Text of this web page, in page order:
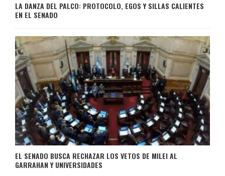
LA DANZA DEL PALCO: PROTOCOLO, EGOS Y SILLAS CALIENTES
EN EL SENADO
EL SENADO BUSCA RECHAZAR LOS VETOS DE MILEI AL
GARRAHAN Y UNIVERSIDADES